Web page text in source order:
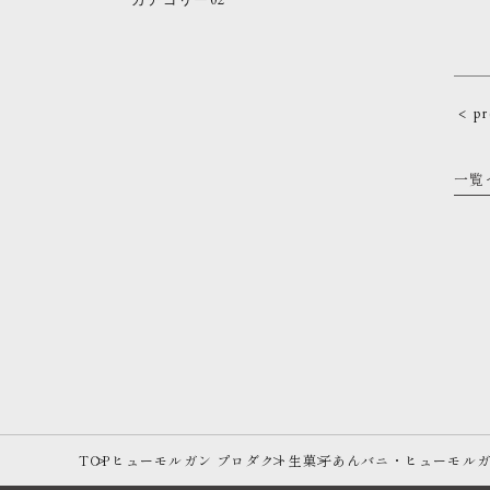
<
一覧
TOP ヒューモルガン プロダクト生菓子あんバニ・ヒューモル